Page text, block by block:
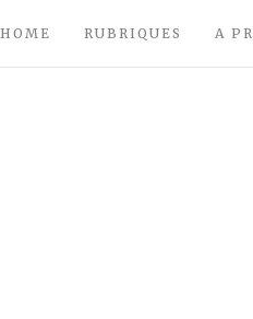
HOME RUBRIQUES A